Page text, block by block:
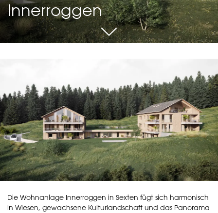
Innerroggen
Die Wohnanlage Innerroggen in Sexten fügt sich harmonisch
in Wiesen, gewachsene Kulturlandschaft und das Panorama